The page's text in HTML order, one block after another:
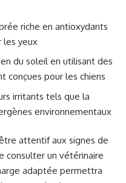
riche en antioxydants
les yeux
du soleil en utilisant des
conçues pour les chiens
irritants tels que la
environnementaux
attentif aux signes de
consulter un vétérinaire
adaptée permettra